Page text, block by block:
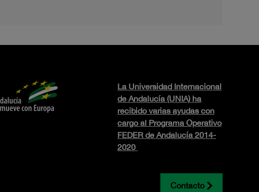
La Universidad Internacional
de Andalucía (UNIA) ha
recibido varias ayudas con
cargo al Programa Operativo
FEDER de Andalucía 2014-
2020
Contacto